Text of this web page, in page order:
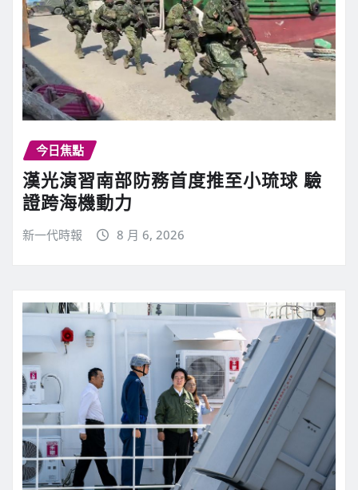
今日焦點
漢光演習南部防務首度推至小琉球 驗
證跨海機動力
新一代時報 8 月 6, 2026